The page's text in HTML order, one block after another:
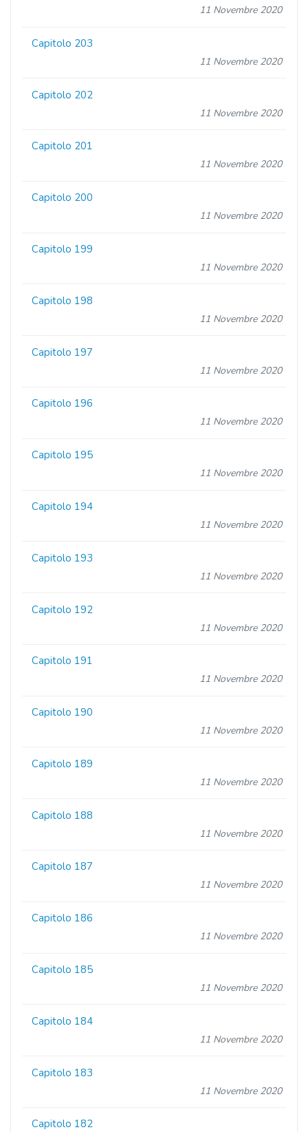
11 Novembre 2020
Capitolo 203
11 Novembre 2020
Capitolo 202
11 Novembre 2020
Capitolo 201
11 Novembre 2020
Capitolo 200
11 Novembre 2020
Capitolo 199
11 Novembre 2020
Capitolo 198
11 Novembre 2020
Capitolo 197
11 Novembre 2020
Capitolo 196
11 Novembre 2020
Capitolo 195
11 Novembre 2020
Capitolo 194
11 Novembre 2020
Capitolo 193
11 Novembre 2020
Capitolo 192
11 Novembre 2020
Capitolo 191
11 Novembre 2020
Capitolo 190
11 Novembre 2020
Capitolo 189
11 Novembre 2020
Capitolo 188
11 Novembre 2020
Capitolo 187
11 Novembre 2020
Capitolo 186
11 Novembre 2020
Capitolo 185
11 Novembre 2020
Capitolo 184
11 Novembre 2020
Capitolo 183
11 Novembre 2020
Capitolo 182